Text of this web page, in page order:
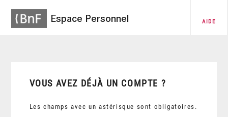
Espace Personnel AIDE
VOUS AVEZ DÉJÀ UN COMPTE ?
Les champs avec un astérisque sont obligatoires.